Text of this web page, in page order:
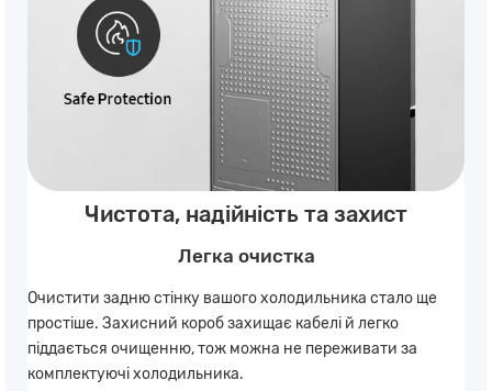
Чистота, надійність та захист
Легка очистка
Очистити задню стінку вашого холодильника стало ще
простіше. Захисний короб захищає кабелі й легко
піддається очищенню, тож можна не переживати за
комплектуючі холодильника.